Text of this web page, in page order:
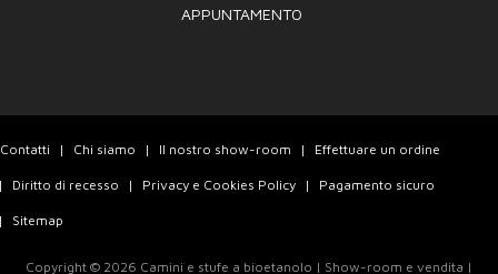
APPUNTAMENTO
Contatti Chi siamo Il nostro show-room Effettuare un ordine
Diritto di recesso Privacy e Cookies Policy Pagamento sicuro
Sitemap
Copyright © 2026 Camini e stufe a bioetanolo | Show-room e vendita |